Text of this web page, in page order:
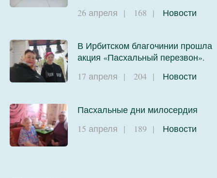
26 апреля | 168 | Новости
В Ирбитском благочинии прошла
акция «Пасхальный перезвон».
17 апреля | 204 | Новости
Пасхальные дни милосердия
15 апреля | 189 | Новости